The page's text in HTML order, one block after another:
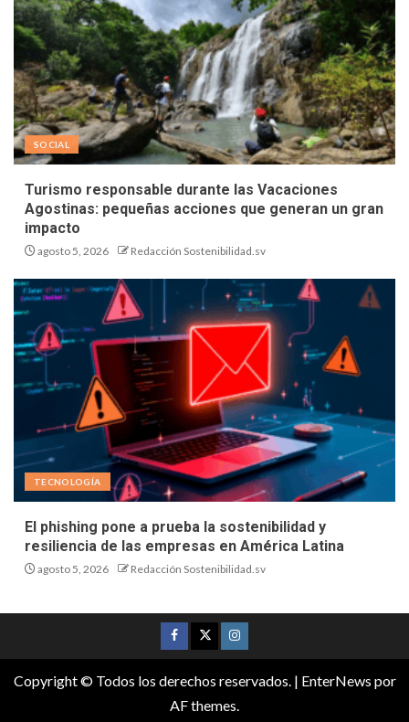
SOCIAL
Turismo responsable durante las Vacaciones
Agostinas: pequeñas acciones que generan un gran
impacto
agosto 5, 2026 Redacción Sostenibilidad.sv
TECNOLOGÍA
El phishing pone a prueba la sostenibilidad y
resiliencia de las empresas en América Latina
agosto 5, 2026 Redacción Sostenibilidad.sv
Copyright © Todos los derechos reservados. | EnterNews por
AF themes.